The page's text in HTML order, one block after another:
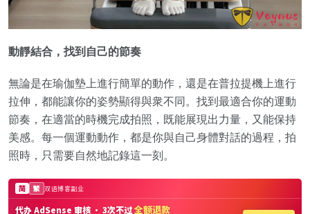
動靜結合，找到自己的節奏
無論是在瑜伽墊上進行簡單的動作，還是在普拉提機上進行
拉伸，都能讓你的姿勢顯得與衆不同。找到最適合你的運動
節奏，在適當的時機完成拍照，既能展現出力量，又能保持
美感。每一個運動動作，都是你與自己身體對話的過程，拍
照時，只需要自然地記錄這一刻。